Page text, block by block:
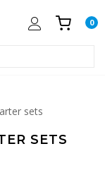
0
sets
SETS